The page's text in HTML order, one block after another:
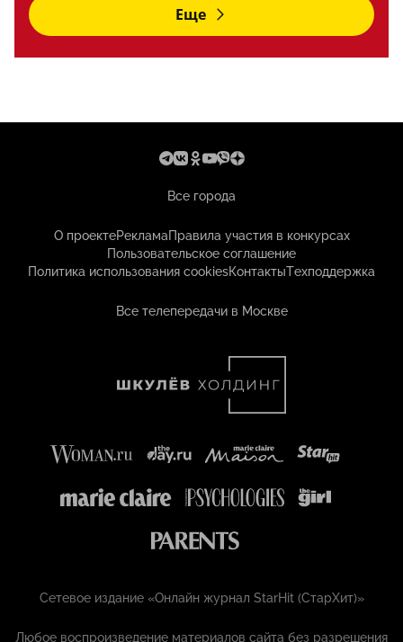
Еще
Все города
О проектеРекламаПравила участия в конкурсах
Пользовательское соглашение
Политика использования cookiesКонтактыТехподдержка
Все телепередачи в Москве
Сетевое издание «Онлайн журнал StarHit (СтарХит)»
Любое воспроизведение материалов сайта без разрешения